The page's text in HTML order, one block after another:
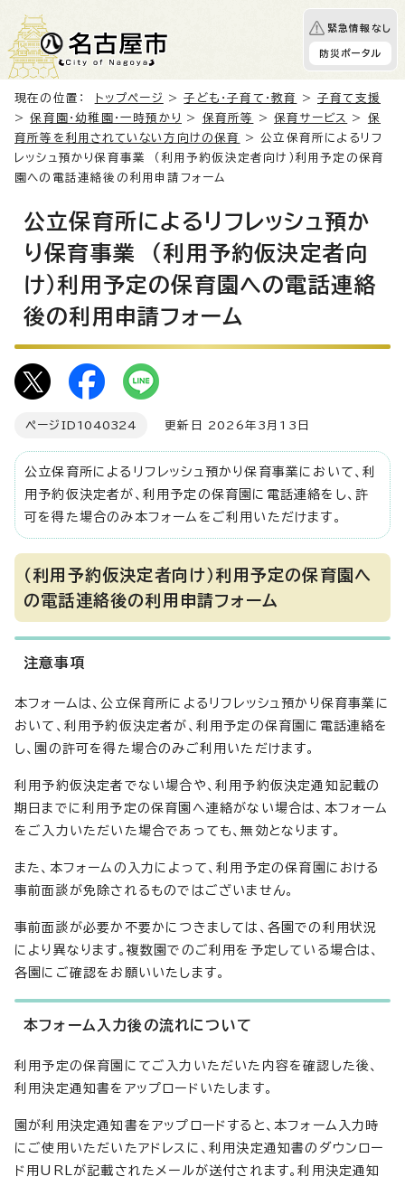
緊急情報なし
防災ポータル
現在の位置： トップページ >子ども・子育て・教育 >子育て支援
>保育園・幼稚園・一時預かり > 保育所等 >保育サービス > 保
育所等を利用されていない方向けの保育
> 公立保育所によるリフ
レッシュ預かり保育事業 （利用予約仮決定者向け）利用予定の保育
園への電話連絡後の利用申請フォーム
公立保育所によるリフレッシュ預か
り保育事業 （利用予約仮決定者向
け）利用予定の保育園への電話連絡
後の利用申請フォーム
ページID 1040324 更新日 2026年3月13日
公立保育所によるリフレッシュ預かり保育事業において、利
用予約仮決定者が、利用予定の保育園に電話連絡をし、許
可を得た場合のみ本フォームをご利用いただけます。
（利用予約仮決定者向け）利用予定の保育園へ
の電話連絡後の利用申請フォーム
注意事項
本フォームは、公立保育所によるリフレッシュ預かり保育事業に
おいて、利用予約仮決定者が、利用予定の保育園に電話連絡を
し、園の許可を得た場合のみご利用いただけます。
利用予約仮決定者でない場合や、利用予約仮決定通知記載の
期日までに利用予定の保育園へ連絡がない場合は、本フォーム
をご入力いただいた場合であっても、無効となります。
また、本フォームの入力によって、利用予定の保育園における
事前面談が免除されるものではございません。
事前面談が必要か不要かにつきましては、各園での利用状況
により異なります。複数園でのご利用を予定している場合は、
各園にご確認をお願いいたします。
本フォーム入力後の流れについて
利用予定の保育園にてご入力いただいた内容を確認した後、
利用決定通知書をアップロードいたします。
園が利用決定通知書をアップロードすると、本フォーム入力時
にご使用いただいたアドレスに、利用決定通知書のダウンロー
ド用URLが記載されたメールが送付されます。利用決定通知